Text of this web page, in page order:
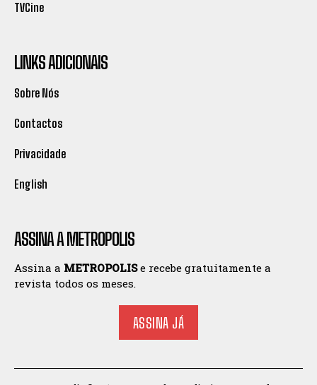
TVCine
LINKS ADICIONAIS
Sobre Nós
Contactos
Privacidade
English
ASSINA A METROPOLIS
Assina a METROPOLISe recebe gratuitamente a
revista todos os meses.
ASSINA JÁ